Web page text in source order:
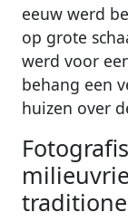
eeuw werd
op grote
werd voor
behang een
huizen over